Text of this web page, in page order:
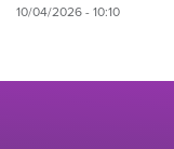
10/04/2026 - 10:10